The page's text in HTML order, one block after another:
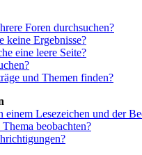
Foren durchsuchen?
keine Ergebnisse?
eine leere Seite?
und Themen finden?
Lesezeichen und der
beobachten?